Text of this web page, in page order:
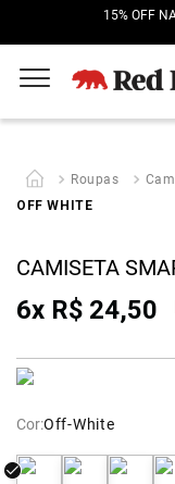
15% OFF
Roupas
OFF WHITE
CAMISETA
6x R$ 24,50
Cor:Off-White